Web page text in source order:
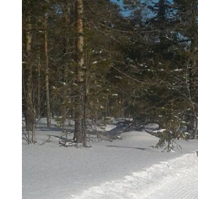
Skrevet av Johan Ragnar Eggen